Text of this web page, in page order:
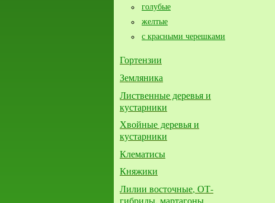
голубые
желтые
с красными черешками
Гортензии
Земляника
Лиственные деревья и
кустарники
Хвойные деревья и
кустарники
Клематисы
Княжики
Лилии восточные, ОТ-
гибриды, мартагоны